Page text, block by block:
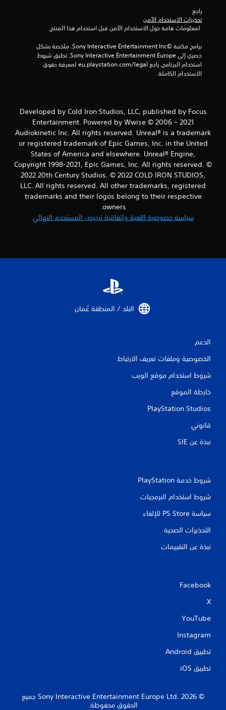
راجع
تحذيرات الاستخدام الآمن
الاستخدام الكاملة.
Developed by Cold Iron Studios, LLC, published by Focus
Entertainment. Powered by Wwise © 2006 – 2021
Audiokinetic Inc. All rights reserved. Unreal® is a trademark
or registered trademark of Epic Games, Inc. in the United
States of America and elsewhere. Unreal® Engine,
Copyright 1998-2021, Epic Games, Inc. All rights reserved. ©
2022 20th Century Studios. © 2022 COLD IRON STUDIOS,
LLC. All rights reserved. All other trademarks, registered
trademarks and their logos belong to their respective
owners.
سياسة خصوصية اللعبة واتفاقية ترخيص المستخدم النهائي
البلد / المنطقة عُمان‏
الدعم
الخصوصية وملفات تعريف الارتباط
شروط استخدام موقع الويب
خارطة الموقع
PlayStation Studios
قانوني
نبذة عن SIE‏
شروط خدمة PlayStation‏
شروط استخدام البرمجيات
سياسة PS Store للإلغاء
التحذيرات الصحية
نبذة عن التقييمات
Facebook
X
YouTube
Instagram
تطبيق Android‏
تطبيق iOS‏
‏© 2026 Sony Interactive Entertainment Europe Ltd.‎ جميع
الحقوق محفوظة.